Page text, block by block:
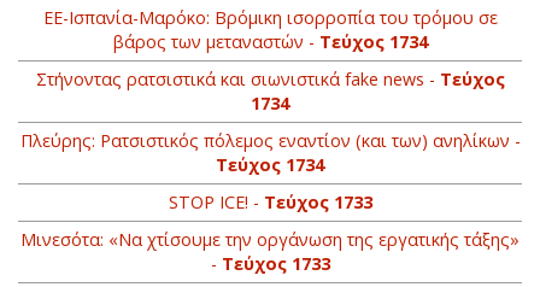
ΕΕ-Ισπανία-Μαρόκο: Βρόμικη ισορροπία του τρόμου σε
βάρος των μεταναστών - Τεύχος 1734
Στήνοντας ρατσιστικά και σιωνιστικά fake news - Τεύχος
1734
Πλεύρης: Ρατσιστικός πόλεμος εναντίον (και των) ανηλίκων -
Τεύχος 1734
STOP ICE! - Τεύχος 1733
Μινεσότα: «Να χτίσουμε την οργάνωση της εργατικής τάξης»
- Τεύχος 1733